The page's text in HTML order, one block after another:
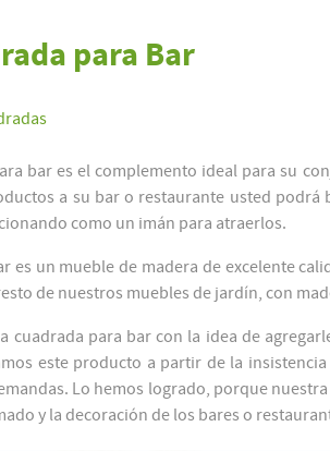
para Bar
bar es el complemento ideal para su
a su bar o restaurante usted podrá
como un imán para atraerlos.
es un mueble de madera de excelente
de nuestros muebles de jardín, con
cuadrada para bar con la idea de
este producto a partir de la
Lo hemos logrado, porque
y la decoración de los bares o